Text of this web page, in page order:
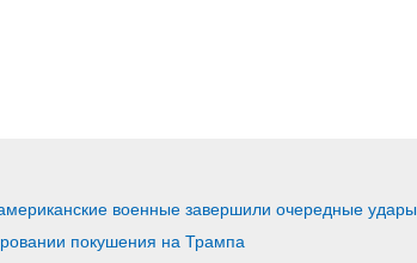
военные завершили очередные удары
покушения на Трампа